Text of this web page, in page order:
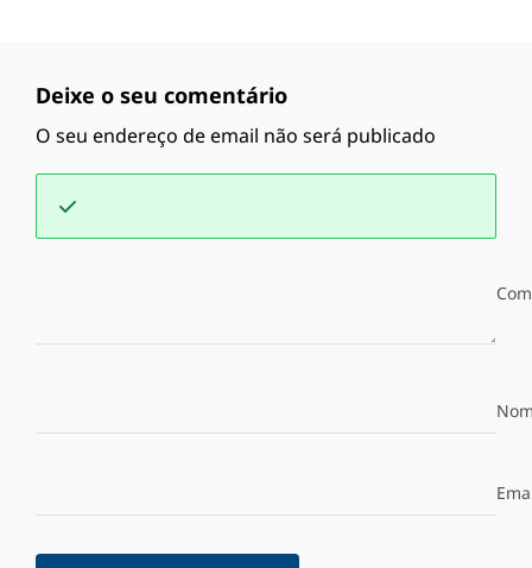
Deixe o seu comentário
O seu endereço de email não será publicado